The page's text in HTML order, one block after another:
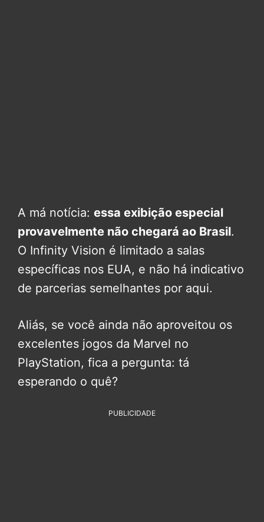
A má notícia: essa exibição especial
provavelmente não chegará ao Brasil.
O Infinity Vision é limitado a salas
específicas nos EUA, e não há indicativo
de parcerias semelhantes por aqui.
Aliás, se você ainda não aproveitou os
excelentes jogos da Marvel no
PlayStation, fica a pergunta: tá
esperando o quê?
PUBLICIDADE